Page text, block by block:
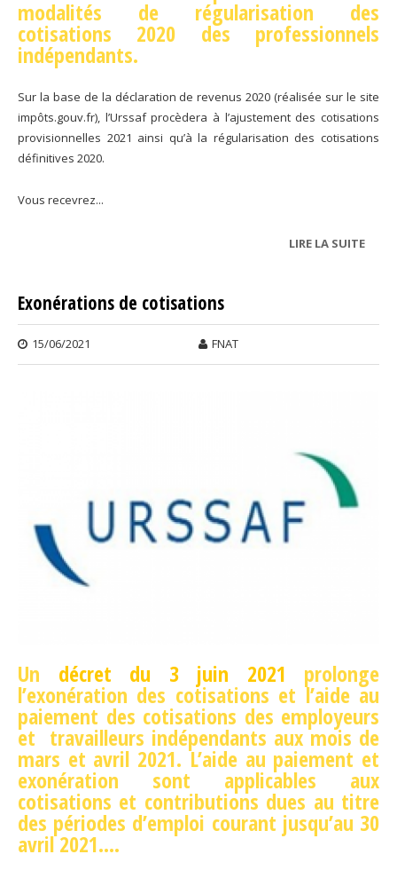
modalités de régularisation des
cotisations 2020 des professionnels
indépendants.
Sur la base de la déclaration de revenus 2020 (réalisée sur le site
impôts.gouv.fr), l’Urssaf procèdera à l’ajustement des cotisations
provisionnelles 2021 ainsi qu’à la régularisation des cotisations
définitives 2020.
Vous recevrez...
LIRE LA SUITEDE
Exonérations de cotisations
15/06/2021 FNAT
Un décret du 3 juin 2021 prolonge
l’exonération des cotisations et l’aide au
paiement des cotisations des employeurs
et travailleurs indépendants aux mois de
mars et avril 2021. L’aide au paiement et
exonération sont applicables aux
cotisations et contributions dues au titre
des périodes d’emploi courant jusqu’au 30
avril 2021....